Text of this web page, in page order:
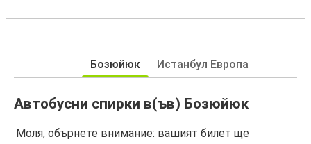
Бозюйюк Истанбул Европа
Автобусни спирки в(ъв) Бозюйюк
Моля, обърнете внимание: вашият билет ще